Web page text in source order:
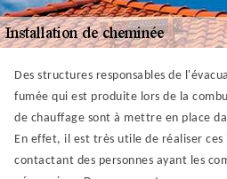
Des structures responsables de
fumée qui est produite lors de la
de chauffage sont à mettre en place
En effet, il est très utile de réaliser
contactant des personnes ayant les